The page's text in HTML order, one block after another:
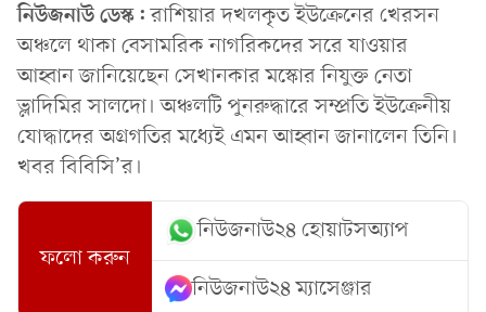
নিউজনাউ ডেস্ক:রাশিয়ার দখলকৃত ইউক্রেনের খেরসন
অঞ্চলে থাকা বেসামরিক নাগরিকদের সরে যাওয়ার
আহ্বান জানিয়েছেন সেখানকার মস্কোর নিযুক্ত নেতা
ভ্লাদিমির সালদো। অঞ্চলটি পুনরুদ্ধারে সম্প্রতি ইউক্রেনীয়
যোদ্ধাদের অগ্রগতির মধ্যেই এমন আহ্বান জানালেন তিনি।
খবর বিবিসি’র।
ফলো করুন
নিউজনাউ২৪ হোয়াটসঅ্যাপ
নিউজনাউ২৪ ম্যাসেঞ্জার